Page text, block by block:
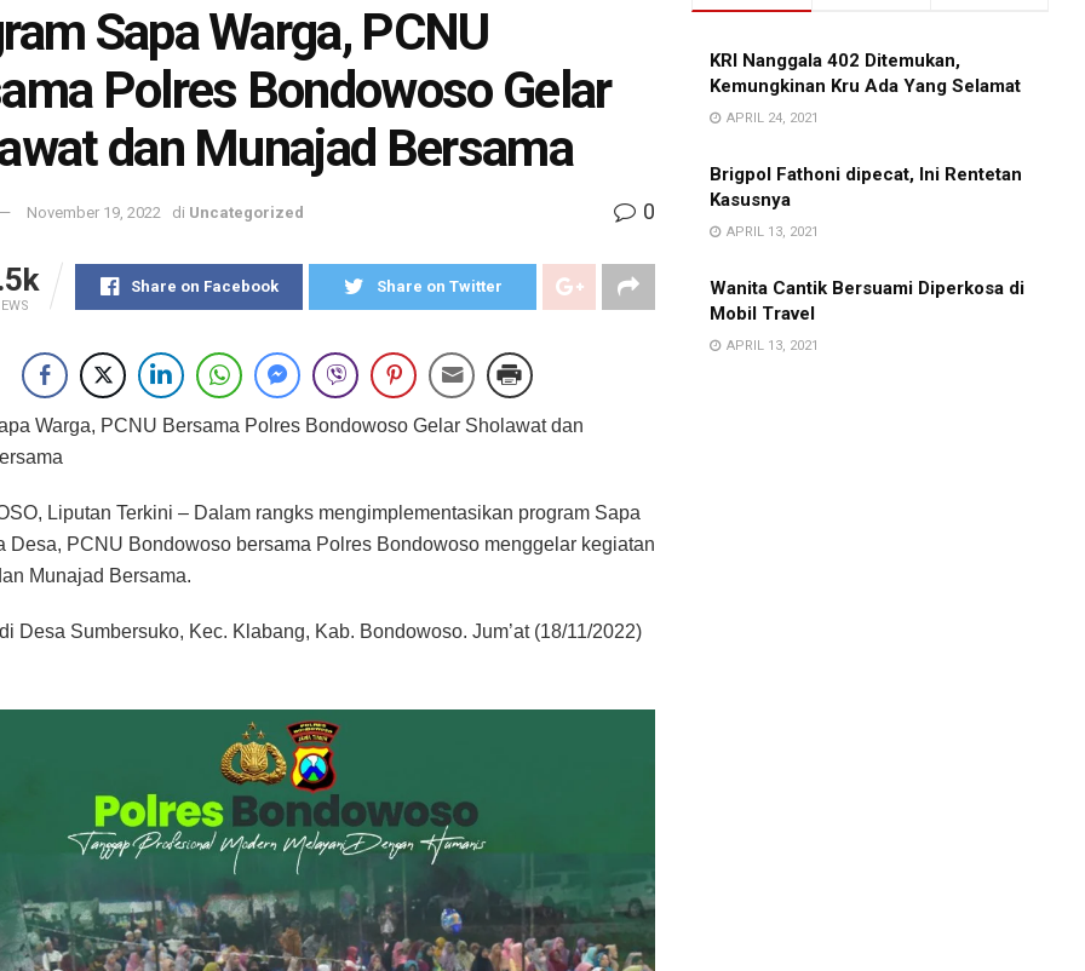
Sapa Warga, PCNU
Polres Bondowoso Gelar
dan Munajad Bersama
November 19, 2022 di Uncategorized 0
Share on Facebook Share on Twitter
Warga, PCNU Bersama Polres Bondowoso Gelar Sholawat dan
Liputan Terkini – Dalam rangks mengimplementasikan program Sapa
Desa, PCNU Bondowoso bersama Polres Bondowoso menggelar kegiatan
Munajad Bersama.
Desa Sumbersuko, Kec. Klabang, Kab. Bondowoso. Jum’at (18/11/2022)
KRI Nanggala 402 Ditemukan,
Kemungkinan Kru Ada Yang Selamat
APRIL 24, 2021
Brigpol Fathoni dipecat, Ini Rentetan
Kasusnya
APRIL 13, 2021
Wanita Cantik Bersuami Diperkosa di
Mobil Travel
APRIL 13, 2021